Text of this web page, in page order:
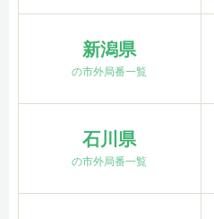
新潟県
の市外局番一覧
石川県
の市外局番一覧